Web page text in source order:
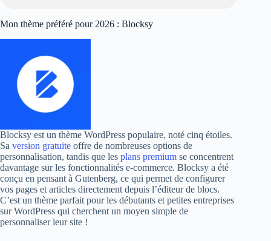
Mon thème préféré pour 2026 : Blocksy
Blocksy est un thème WordPress populaire, noté cinq étoiles.
Sa version gratuite offre de nombreuses options de
personnalisation, tandis que les plans premium se concentrent
davantage sur les fonctionnalités e-commerce. Blocksy a été
conçu en pensant à Gutenberg, ce qui permet de configurer
vos pages et articles directement depuis l’éditeur de blocs.
C’est un thème parfait pour les débutants et petites entreprises
sur WordPress qui cherchent un moyen simple de
personnaliser leur site !